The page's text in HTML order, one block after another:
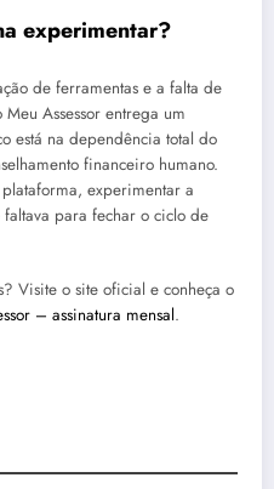
experimentar?
de ferramentas e a falta de
Assessor entrega um
está na dependência total do
financeiro humano.
experimentar a
para fechar o ciclo de
Visite o site oficial e conheça o
– assinatura mensal.